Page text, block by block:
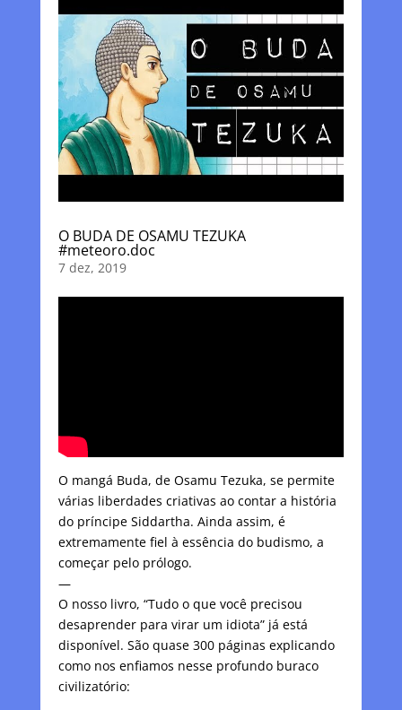
O BUDA DE OSAMU TEZUKA
#meteoro.doc
7 dez, 2019
O mangá Buda, de Osamu Tezuka, se permite
várias liberdades criativas ao contar a história
do príncipe Siddartha. Ainda assim, é
extremamente fiel à essência do budismo, a
começar pelo prólogo.
—
O nosso livro, “Tudo o que você precisou
desaprender para virar um idiota” já está
disponível. São quase 300 páginas explicando
como nos enfiamos nesse profundo buraco
civilizatório: